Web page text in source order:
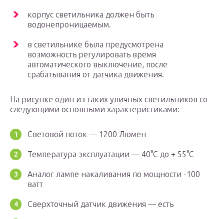
корпус светильника должен быть
водонепроницаемым.
в светильнике была предусмотрена
возможность регулировать время
автоматического выключение, после
срабатывания от датчика движения.
На рисунке один из таких уличных светильников со
следующими основными характеристиками:
Световой поток — 1200 Люмен
Температура эксплуатации — 40°С до + 55°С
Аналог лампе накаливания по мощности -100
ватт
Сверхточный датчик движения — есть